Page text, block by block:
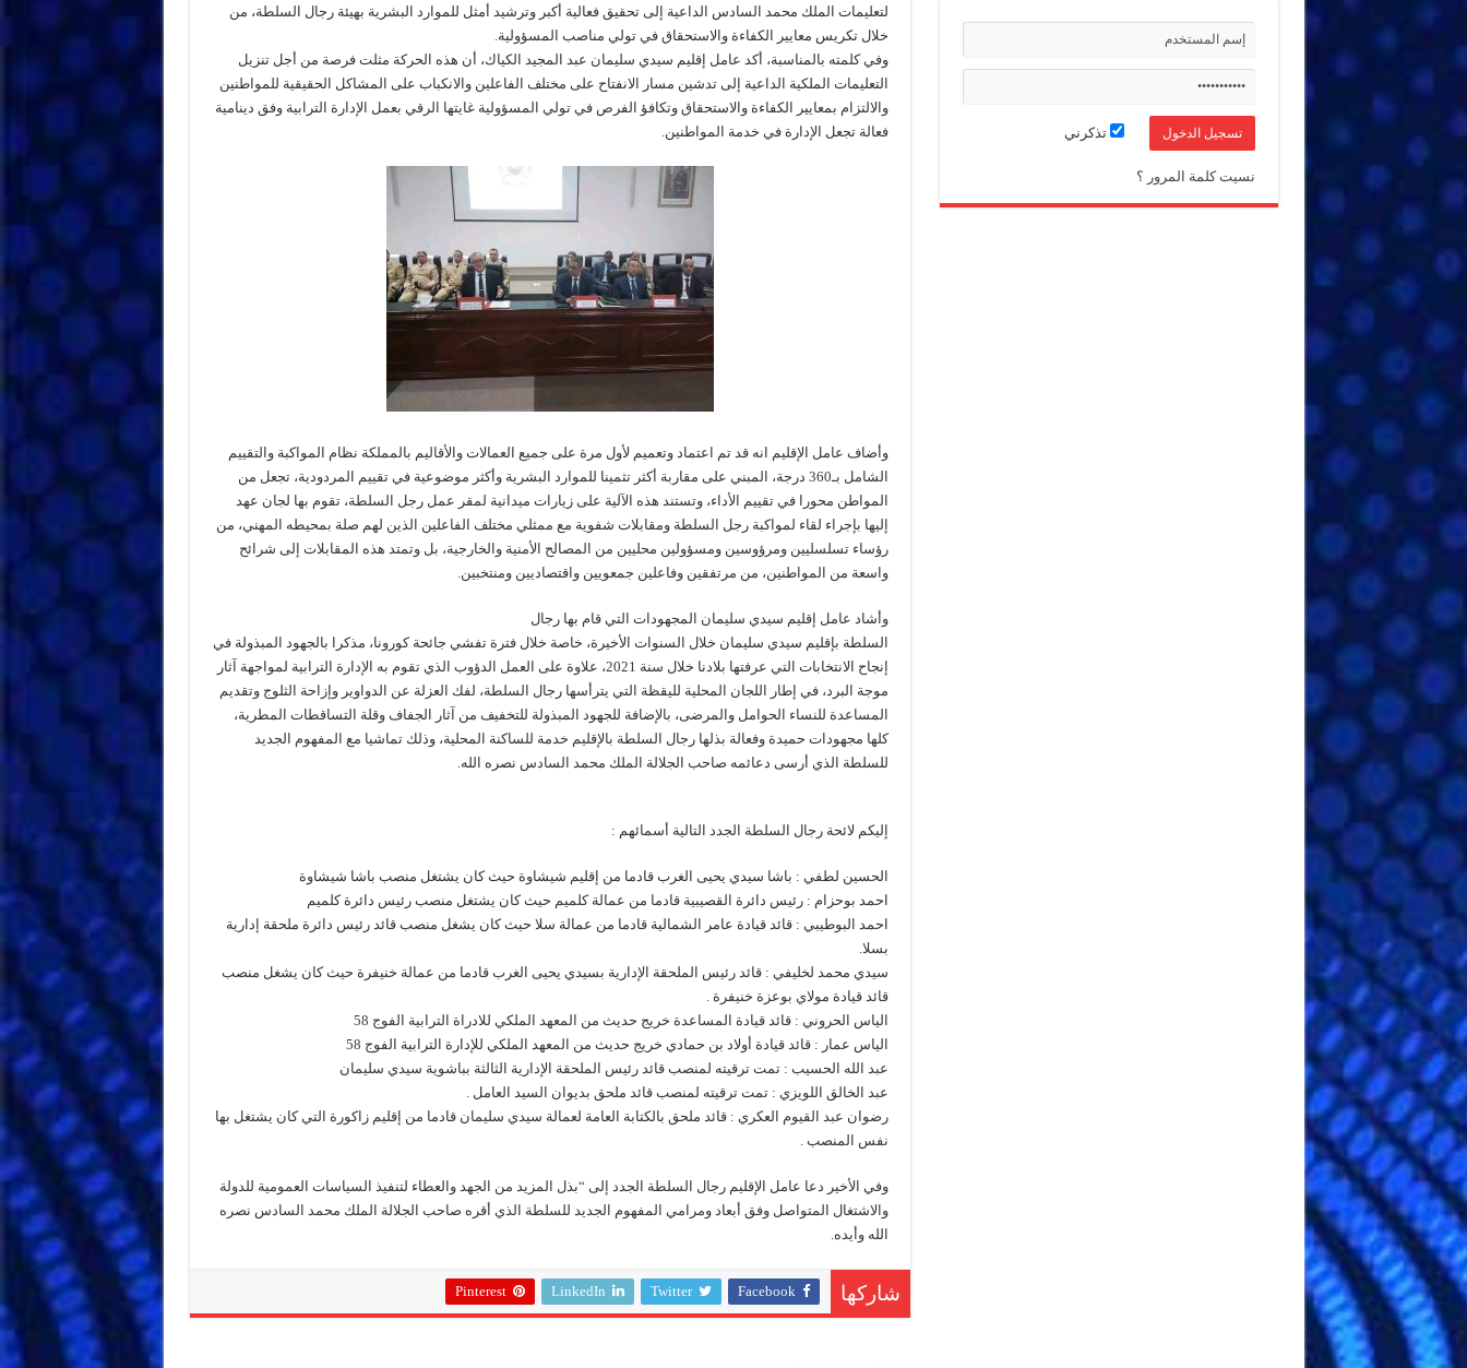
لتعليمات الملك محمد السادس الداعية إلى تحقيق فعالية أكبر وترشيد أمثل للموارد البشرية بهيئة رجال السلطة، من
خلال تكريس معايير الكفاءة والاستحقاق في تولي مناصب المسؤولية.
وفي كلمته بالمناسبة، أكد عامل إقليم سيدي سليمان عبد المجيد الكياك، أن هذه الحركة مثلت فرصة من أجل تنزيل
التعليمات الملكية الداعية إلى تدشين مسار الانفتاح على مختلف الفاعلين والانكباب على المشاكل الحقيقية للمواطنين
والالتزام بمعايير الكفاءة والاستحقاق وتكافؤ الفرص في تولي المسؤولية غايتها الرقي بعمل الإدارة الترابية وفق دينامية
فعالة تجعل الإدارة في خدمة المواطنين.
وأضاف عامل الإقليم انه قد تم اعتماد وتعميم لأول مرة على جميع العمالات والأقاليم بالمملكة نظام المواكبة والتقييم
الشامل بـ360 درجة، المبني على مقاربة أكثر تثمينا للموارد البشرية وأكثر موضوعية في تقييم المردودية، تجعل من
المواطن محورا في تقييم الأداء، وتستند هذه الآلية على زيارات ميدانية لمقر عمل رجل السلطة، تقوم بها لجان عهد
إليها بإجراء لقاء لمواكبة رجل السلطة ومقابلات شفوية مع ممثلي مختلف الفاعلين الذين لهم صلة بمحيطه المهني، من
رؤساء تسلسليين ومرؤوسين ومسؤولين محليين من المصالح الأمنية والخارجية، بل وتمتد هذه المقابلات إلى شرائح
واسعة من المواطنين، من مرتفقين وفاعلين جمعويين واقتصاديين ومنتخبين.
وأشاد عامل إقليم سيدي سليمان المجهودات التي قام بها رجال
السلطة بإقليم سيدي سليمان خلال السنوات الأخيرة، خاصة خلال فترة تفشي جائحة كورونا، مذكرا بالجهود المبذولة في
إنجاح الانتخابات التي عرفتها بلادنا خلال سنة 2021، علاوة على العمل الدؤوب الذي تقوم به الإدارة الترابية لمواجهة آثار
موجة البرد، في إطار اللجان المحلية لليقظة التي يترأسها رجال السلطة، لفك العزلة عن الدواوير وإزاحة الثلوج وتقديم
المساعدة للنساء الحوامل والمرضى، بالإضافة للجهود المبذولة للتخفيف من آثار الجفاف وقلة التساقطات المطرية،
كلها مجهودات حميدة وفعالة بذلها رجال السلطة بالإقليم خدمة للساكنة المحلية، وذلك تماشيا مع المفهوم الجديد
للسلطة الذي أرسى دعائمه صاحب الجلالة الملك محمد السادس نصره الله.
إليكم لائحة رجال السلطة الجدد التالية أسمائهم :
الحسين لطفي : باشا سيدي يحيى الغرب قادما من إقليم شيشاوة حيث كان يشتغل منصب باشا شيشاوة
احمد بوحزام : رئيس دائرة القصيبية قادما من عمالة كلميم حيث كان يشتغل منصب رئيس دائرة كلميم
احمد البوطيبي : قائد قيادة عامر الشمالية قادما من عمالة سلا حيث كان يشغل منصب قائد رئيس دائرة ملحقة إدارية
بسلا.
سيدي محمد لخليفي : قائد رئيس الملحقة الإدارية بسيدي يحيى الغرب قادما من عمالة خنيفرة حيث كان يشغل منصب
قائد قيادة مولاي بوعزة خنيفرة .
الياس الحروني : قائد قيادة المساعدة خريج حديث من المعهد الملكي للادراة الترابية الفوج 58
الياس عمار : قائد قيادة أولاد بن حمادي خريج حديث من المعهد الملكي للإدارة الترابية الفوج 58
عبد الله الحسيب : تمت ترقيته لمنصب قائد رئيس الملحقة الإدارية الثالثة بباشوية سيدي سليمان
عبد الخالق اللويزي : تمت ترقيته لمنصب قائد ملحق بديوان السيد العامل .
رضوان عبد القيوم العكري : قائد ملحق بالكتابة العامة لعمالة سيدي سليمان قادما من إقليم زاكورة التي كان يشتغل بها
نفس المنصب .
وفي الأخير دعا عامل الإقليم رجال السلطة الجدد إلى “بذل المزيد من الجهد والعطاء لتنفيذ السياسات العمومية للدولة
والاشتغال المتواصل وفق أبعاد ومرامي المفهوم الجديد للسلطة الذي أقره صاحب الجلالة الملك محمد السادس نصره
الله وأيده.
شاركها Facebook
Twitter
LinkedIn
Pinterest
تذكرني
نسيت كلمة المرور ؟